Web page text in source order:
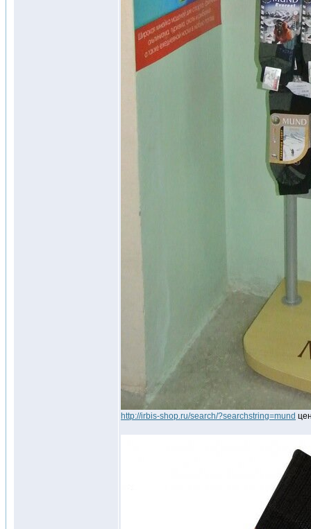
http://irbis-shop.ru/search/?searchstring=mund